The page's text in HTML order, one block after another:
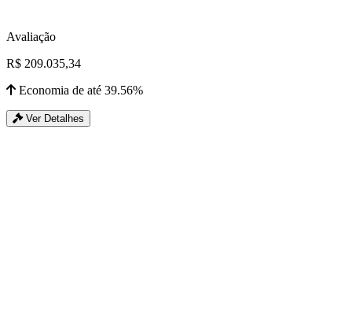
Avaliação
R$ 209.035,34
Economia de até 39.56%
Ver Detalhes